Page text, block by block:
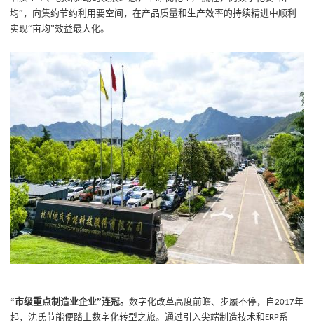
均”，向集约节约利用要空间，在产品质量和生产效率的持续精进中顺利
实现“亩均”效益最大化。
“市级重点制造业企业”连冠。数字化改革高度前瞻、步履不停，自2017年
起，沈氏节能便踏上数字化转型之旅。通过引入尖端制造技术和 ERP系